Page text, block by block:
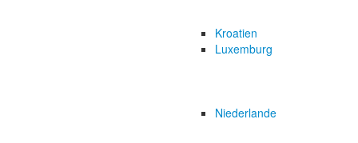
Kroatien
Luxemburg
Niederlande